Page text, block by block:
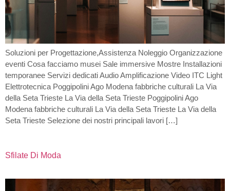
Soluzioni per Progettazione,Assistenza Noleggio Organizzazione
eventi Cosa facciamo musei Sale immersive Mostre Installazioni
temporanee Servizi dedicati Audio Amplificazione Video ITC Light
Elettrotecnica Poggipolini Ago Modena fabbriche culturali La Via
della Seta Trieste La Via della Seta Trieste Poggipolini Ago
Modena fabbriche culturali La Via della Seta Trieste La Via della
Seta Trieste Selezione dei nostri principali lavori […]
Sfilate Di Moda